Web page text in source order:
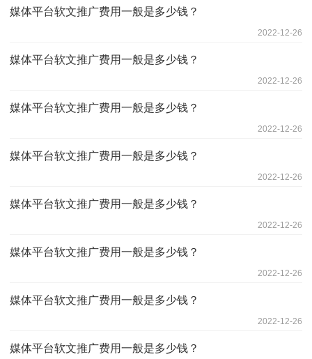
媒体平台软文推广费用一般是多少钱？
2022-12-26
媒体平台软文推广费用一般是多少钱？
2022-12-26
媒体平台软文推广费用一般是多少钱？
2022-12-26
媒体平台软文推广费用一般是多少钱？
2022-12-26
媒体平台软文推广费用一般是多少钱？
2022-12-26
媒体平台软文推广费用一般是多少钱？
2022-12-26
媒体平台软文推广费用一般是多少钱？
2022-12-26
媒体平台软文推广费用一般是多少钱？